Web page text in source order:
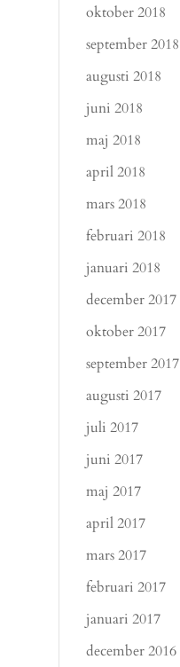
oktober 2018
september 2018
augusti 2018
juni 2018
maj 2018
april 2018
mars 2018
februari 2018
januari 2018
december 2017
oktober 2017
september 2017
augusti 2017
juli 2017
juni 2017
maj 2017
april 2017
mars 2017
februari 2017
januari 2017
december 2016